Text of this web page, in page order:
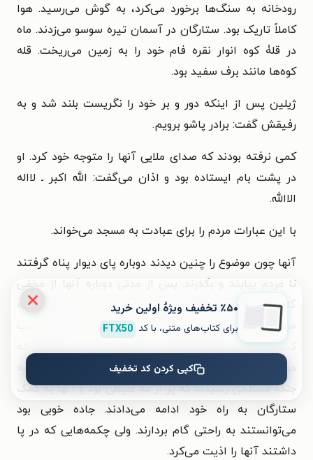
رودخانه به سنگ‌ها برخورد می‌کرد، به گوش می‌رسید. هوا
کاملاً تاریک بود. ستارگان در آسمان تیره سوسو می‌زدند. ماه
در قلۀ کوه انوار نقره فام خود را به زمین می‌ریخت. قله
کوه‌ها مانند برف سفید بود.
ژیلین پس از اینکه دور و بر خود را نگریست بلند شد و به
رفیقش گفت: برادر پاشو برویم.
کمی نرفته بودند که صدای ملایی آنها را متوجه خود کرد. او
در پشت بام ایستاده بود و اذان می‌گفت: الله اکبر ـ لااله
الاالله.
با این عبارات مردم را برای عبادت به مسجد می‌خواند.
آنها چون موضوع را چنین دیدند دوباره پای دیوار پناه گرفتند
تا مردم بیایند و بگذرند. پس از مدتی دوباره آنها از مخفی
گاه خود درآمده و به راه خود ادامه دادند. پس از چندی که
مردم از آن حدود گذشتند هر دو به سینه خود صلیب
کشیدند و خدا خدا گویان به راه افتادند. پس از اندکی که
دور شدند به رودخانه‌ای رسیدند. پس از عبور از رودخانه به
جلگه مسطحی رسیدند که پر از مه غلیظی بود و آنها به کمک
ستارگان به راه خود ادامه می‌دادند. جاده خوبی بود
می‌توانستند به راحتی گام بردارند. ولی چکمه‌هایی که در پا
داشتند آنها را اذیت می‌کرد.
٪۵۰ تخفیف ویژۀ اولین خرید
برای کتاب‌های متنی، با کد FTX50
کپی کردن کد تخفیف